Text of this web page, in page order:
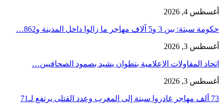
أغسطس 4, 2026
حكومة سبتة: بين 3 و5 آلاف مهاجر ما زالوا داخل المدينة و862…
أغسطس 3, 2026
اتحاد المقاولات الإعلامية بتطوان يشيد بصمود الصحافيين…
أغسطس 3, 2026
73 ألف مهاجر غادروا سبتة إلى المغرب وعدد القتلى يرتفع لـ71